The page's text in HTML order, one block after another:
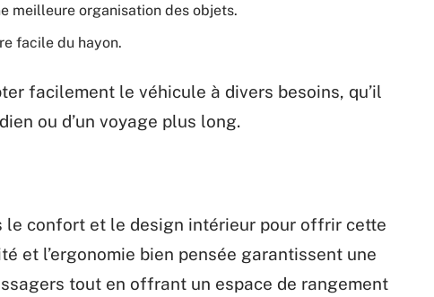
meilleure organisation des objets.
facile du hayon.
facilement le véhicule à divers besoins, qu’il
ou d’un voyage plus long.
le confort et le design intérieur pour offrir cette
et l’ergonomie bien pensée garantissent une
tout en offrant un espace de rangement